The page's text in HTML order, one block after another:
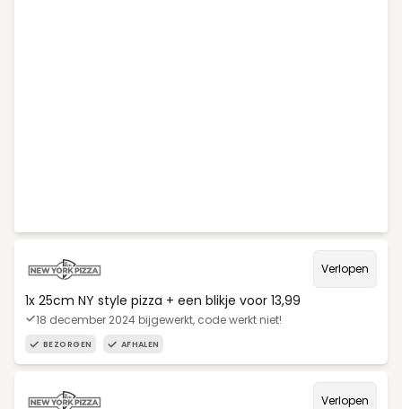
Verlopen
1x 25cm NY style pizza + een blikje voor 13,99
18 december 2024 bijgewerkt, code werkt niet!
BEZORGEN AFHALEN
Verlopen